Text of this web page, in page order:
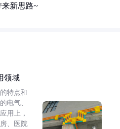
新思路~
领域
特点和
电气、
用上，
、医院